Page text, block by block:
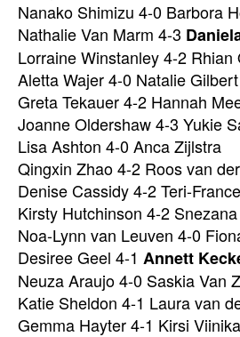
Nanako Shimizu 4-0 Barbora
Nathalie Van Marm 4-3
Lorraine Winstanley 4-2 Rhian
Aletta Wajer 4-0 Natalie Gilbert
Greta Tekauer 4-2 Hannah
Joanne Oldershaw 4-3 Yukie
Lisa Ashton 4-0 Anca Zijlstra
Qingxin Zhao 4-2 Roos van
Denise Cassidy 4-2 Teri-
Kirsty Hutchinson 4-2
Noa-Lynn van Leuven 4-0
Desiree Geel 4-1 Annett
Neuza Araujo 4-0 Saskia Van
Katie Sheldon 4-1 Laura van
Gemma Hayter 4-1 Kirsi